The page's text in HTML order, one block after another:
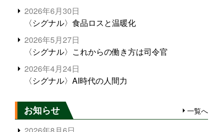
2026年6月30日
〈シグナル〉食品ロスと温暖化
2026年5月27日
〈シグナル〉これからの働き方は司令官
2026年4月24日
〈シグナル〉AI時代の人間力
お知らせ 一覧へ